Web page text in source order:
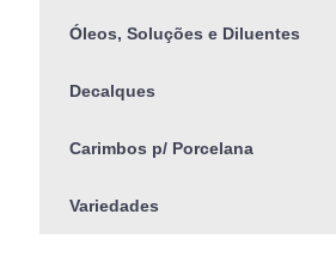
Óleos, Soluções e Diluentes
Decalques
Carimbos p/ Porcelana
Variedades